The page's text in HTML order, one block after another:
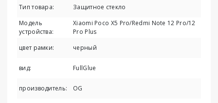
Тип товара:
Защитное стекло
Модель
устройства:
Xiaomi Poco X5 Pro/Redmi Note 12 Pro/12
Pro Plus
цвет рамки:
черный
вид: FullGlue
производитель: OG